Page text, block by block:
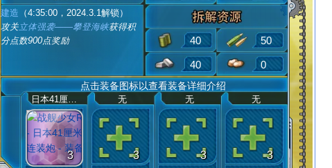
40 50
40 0
点击装备图标以查看装备详细介绍
3
无
3
无
3
无
3
建造 （4:35:00，2024.3.1解锁）
攻关立体强袭——攀登海峡获得积
分点数900点奖励